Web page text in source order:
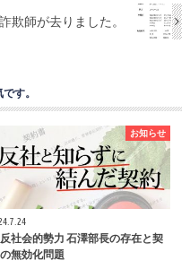
欺師が去りました。
す。
お知らせ
社会的勢力 石澤部長の存在と契
無効化問題